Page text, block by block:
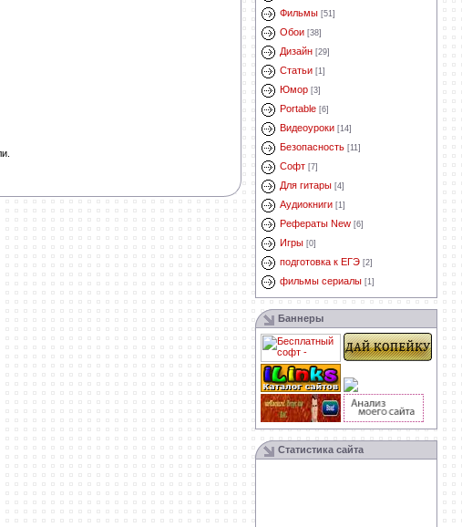
Фильмы [51]
Обои [38]
Дизайн [29]
Статьи [1]
Юмор [3]
Portable [6]
Видеоуроки [14]
Безопасность [11]
Софт [7]
Для гитары [4]
Аудиокниги [1]
Рефераты New [6]
Игры [0]
подготовка к ЕГЭ [2]
фильмы сериалы [1]
Баннеры
Статистика сайта